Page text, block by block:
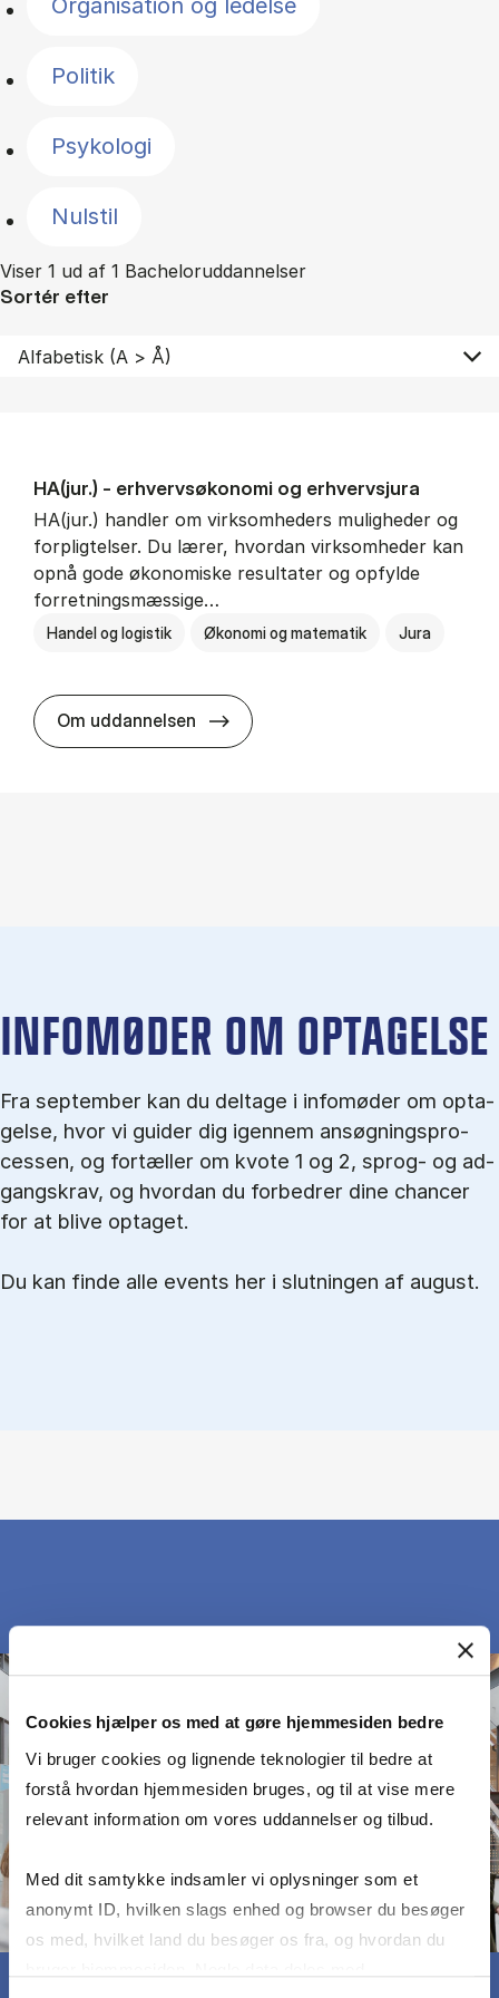
Cookies hjælper os med at gøre hjemmesiden bedre
Vi bruger cookies og lignende teknologier til bedre at
forstå hvordan hjemmesiden bruges, og til at vise mere
relevant information om vores uddannelser og tilbud.
Med dit samtykke indsamler vi oplysninger som et
anonymt ID, hvilken slags enhed og browser du besøger
os med, hvilket land du besøger os fra, og hvordan du
Organisation og ledelse
Politik
Psykologi
Nulstil
Viser 1 ud af 1 Bacheloruddannelser
Sortér efter
HA(jur.) - erhvervs­økonomi og erhvervs­jura
HA(jur.) handler om virksomheders muligheder og
forpligtelser. Du lærer, hvordan virksomheder kan
opnå gode økonomiske resultater og opfylde
forretningsmæssige…
Handel og logistik Økonomi og matematik Jura
Om uddannelsen HA(jur.) - erhvervs­økonomi og
IN­FO­MØ­DER OM OP­TA­GEL­SE
Fra september kan du del­tage i in­fo­mø­der om op­ta­
gel­se, hvor vi gu­i­der dig igen­nem an­søg­nings­pro­
ces­sen, og for­tæl­ler om kvo­te 1 og 2, sprog- og ad­
gangs­krav, og hvordan du forbedrer dine chancer
for at blive optaget.
Du kan finde alle events her i slutningen af august.